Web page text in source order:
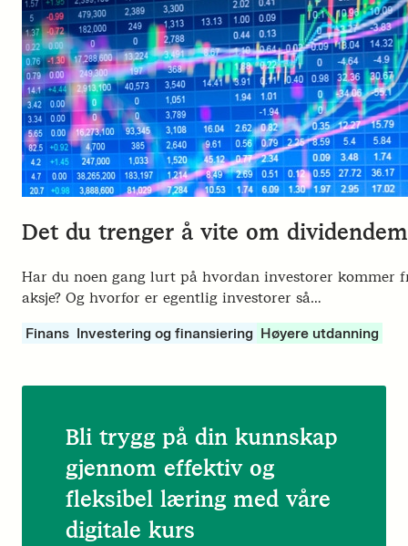
Det du trenger å vite om
Har du noen gang lurt på hvordan investorer kommer
aksje? Og hvorfor er egentlig investorer så…
Finans Investering og finansiering Høyere utdanning
Bli trygg på din kunnskap
gjennom effektiv og
fleksibel læring med våre
digitale kurs